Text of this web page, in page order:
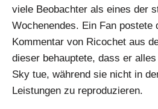
viele Beobachter als eines der
Wochenendes. Ein Fan postete
Kommentar von Ricochet aus
dieser behauptete, dass er
Sky tue, während sie nicht in
Leistungen zu reproduzieren.